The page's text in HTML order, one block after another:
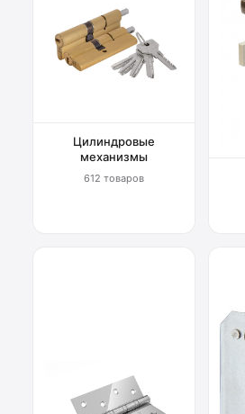
Цилиндровые
механизмы
612 товаров